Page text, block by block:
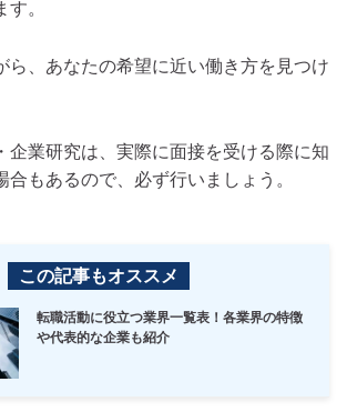
。
ら、あなたの希望に近い働き方を見つけ
企業研究は、実際に面接を受ける際に知
合もあるので、必ず行いましょう。
この記事もオススメ
転職活動に役立つ業界一覧表！各業界の特徴
や代表的な企業も紹介